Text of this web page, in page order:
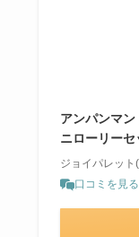
アンパンマ
ニローリーセ
ジョイパレット
口コミを見る